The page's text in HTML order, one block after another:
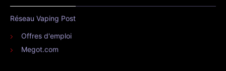
Réseau Vaping Post
Offres d'emploi
Megot.com